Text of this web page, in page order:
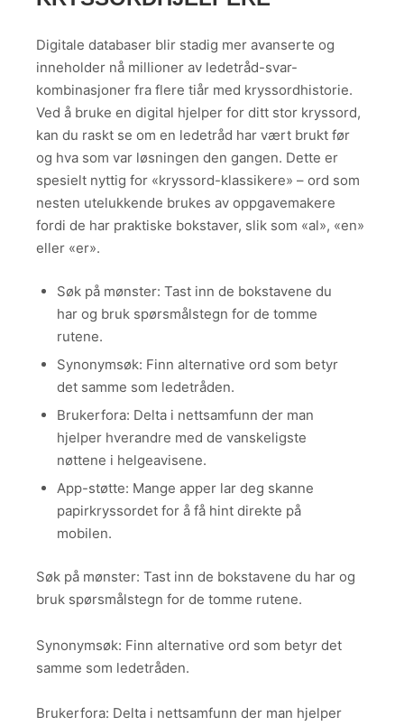
Digitale databaser blir stadig mer avanserte og
inneholder nå millioner av ledetråd-svar-
kombinasjoner fra flere tiår med kryssordhistorie.
Ved å bruke en digital hjelper for ditt stor kryssord,
kan du raskt se om en ledetråd har vært brukt før
og hva som var løsningen den gangen. Dette er
spesielt nyttig for «kryssord-klassikere» – ord som
nesten utelukkende brukes av oppgavemakere
fordi de har praktiske bokstaver, slik som «al», «en»
eller «er».
Søk på mønster: Tast inn de bokstavene du
har og bruk spørsmålstegn for de tomme
rutene.
Synonymsøk: Finn alternative ord som betyr
det samme som ledetråden.
Brukerfora: Delta i nettsamfunn der man
hjelper hverandre med de vanskeligste
nøttene i helgeavisene.
App-støtte: Mange apper lar deg skanne
papirkryssordet for å få hint direkte på
mobilen.
Søk på mønster: Tast inn de bokstavene du har og
bruk spørsmålstegn for de tomme rutene.
Synonymsøk: Finn alternative ord som betyr det
samme som ledetråden.
Brukerfora: Delta i nettsamfunn der man hjelper